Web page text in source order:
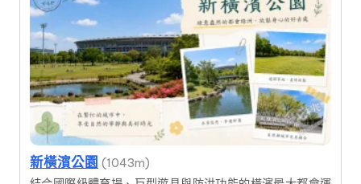
新橫濱公園 (1043m)